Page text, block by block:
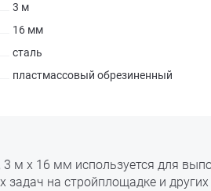
3 м
16 мм
сталь
пластмассовый обрезиненный
3 м х 16 мм используется для
задач на стройплощадке и